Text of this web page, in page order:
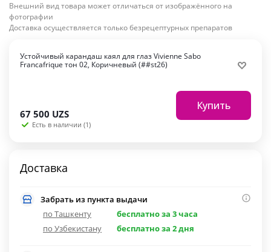
Внешний вид товара может отличаться от изображённого на
фотографии
Доставка осуществляется только безрецептурных препаратов
Устойчивый карандаш каял для глаз Vivienne Sabo
Francafrique тон 02, Коричневый (##st26)
67 500 UZS
Есть в наличии (1)
Купить
Доставка
Забрать из пункта выдачи
по Ташкенту
бесплатно за 3 часа
по Узбекистану
бесплатно за 2 дня